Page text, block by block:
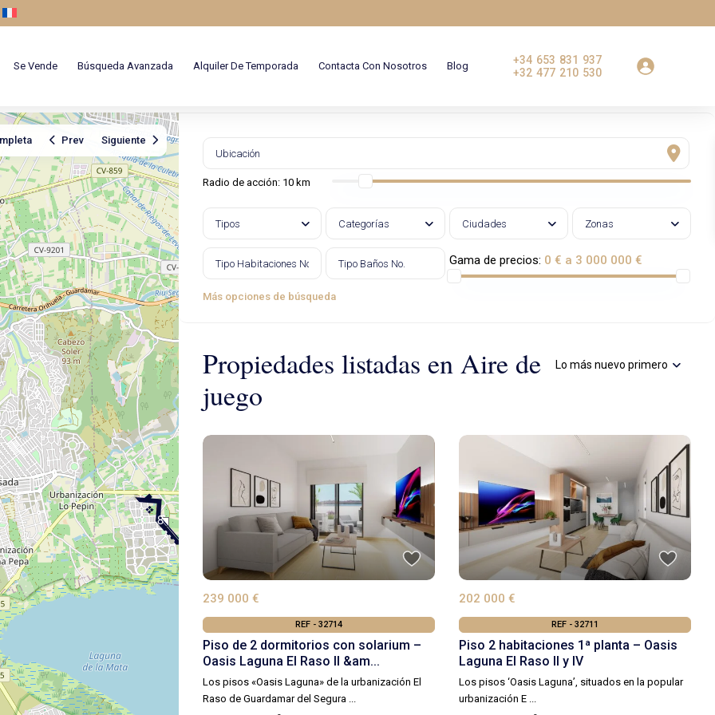
Se Vende Búsqueda Avanzada Alquiler De Temporada Contacta Con Nosotros Blog
+34 653 831 937
+32 477 210 530
8
Prev Siguiente
Radio de acción: 10 km
Tipos Categorías Ciudades Zonas
Gama de precios: 0 € a 3 000 000 €
Más opciones de búsqueda
Lo más nuevo primero
Propiedades listadas en Aire de
juego
239 000 €
REF - 32714
Piso de 2 dormitorios con solarium –
Oasis Laguna El Raso II &am...
Los pisos «Oasis Laguna» de la urbanización El
Raso de Guardamar del Segura
202 000 €
REF - 32711
Piso 2 habitaciones 1ª planta – Oasis
Laguna El Raso II y IV
Los pisos ‘Oasis Laguna’, situados en la popular
urbanización E